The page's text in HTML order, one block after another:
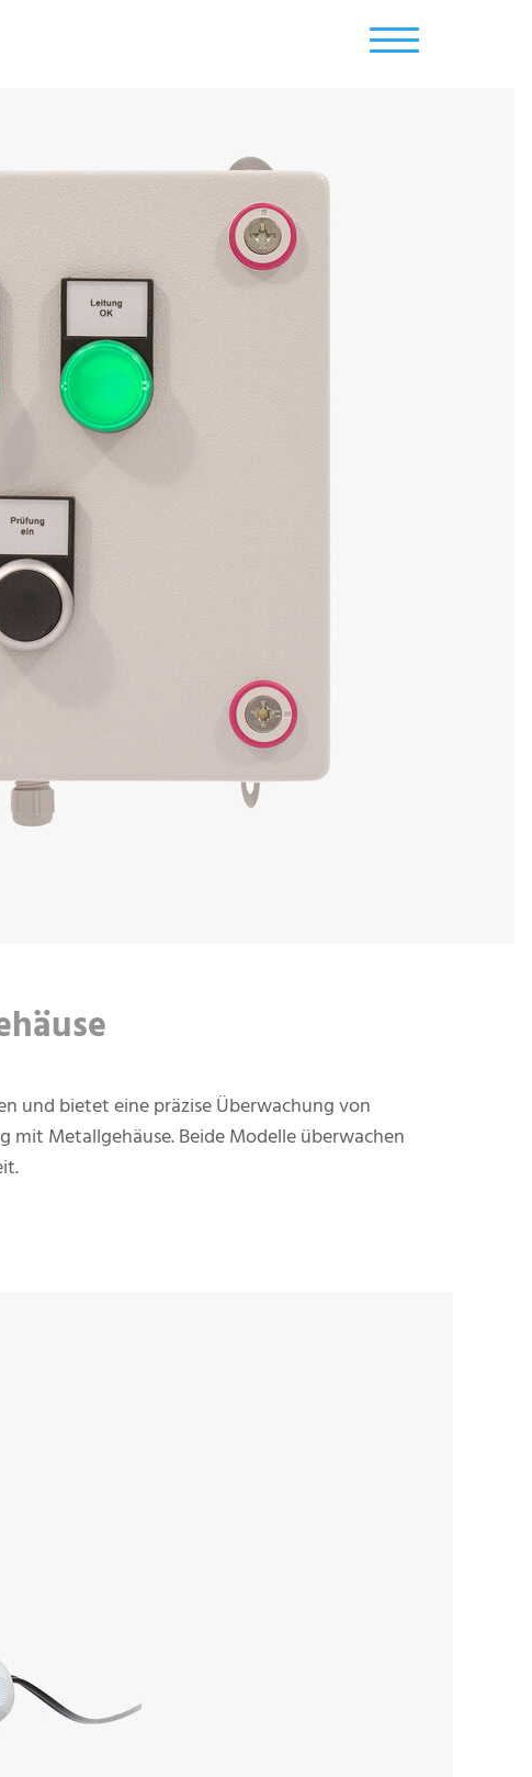
und bietet eine präzise Überwachung von
mit Metallgehäuse. Beide Modelle überwachen